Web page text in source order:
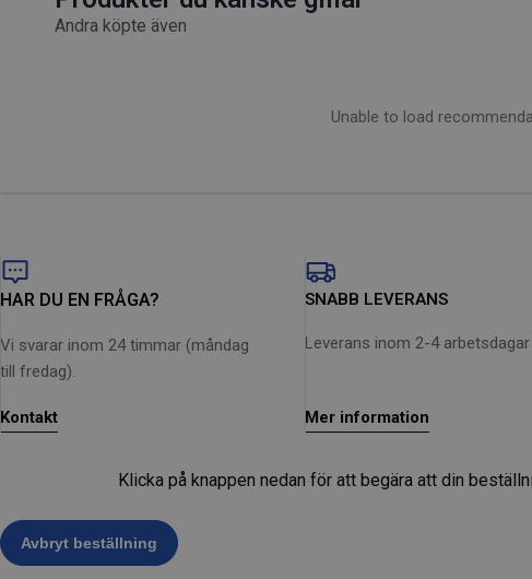
Högeffektiv 1 200 W motor
Blåsfunktionen ger dig alternativa rengöringsmöjligheter
Andra köpte även
Unable to load
HAR DU EN FRÅGA?
Vi svarar inom 24 timmar (måndag
till fredag).
Kontakt
SNABB LEVERANS
Leverans inom 2-4 arbetsdagar
Mer information
Klicka på knappen nedan för att begära att din